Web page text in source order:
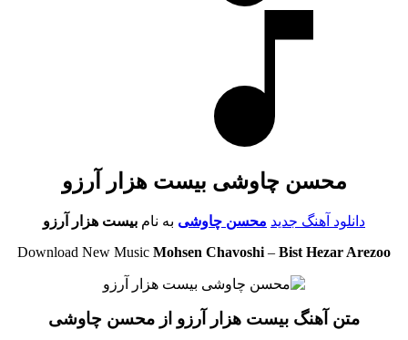
محسن چاوشی بیست هزار آرزو
دانلود آهنگ جدید محسن چاوشی به نام بیست هزار آرزو
Download New Music Mohsen Chavoshi – Bist Hezar Arezoo
متن آهنگ بیست هزار آرزو از محسن چاوشی